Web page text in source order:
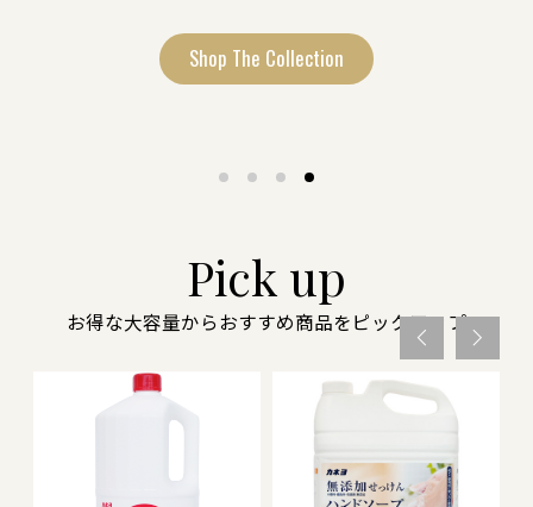
Shop The Collection
Pick up
お得な大容量からおすすめ商品をピックアップ